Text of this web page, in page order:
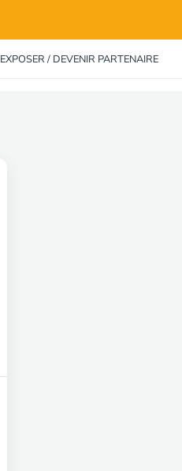
EXPOSER / DEVENIR PARTENAIRE